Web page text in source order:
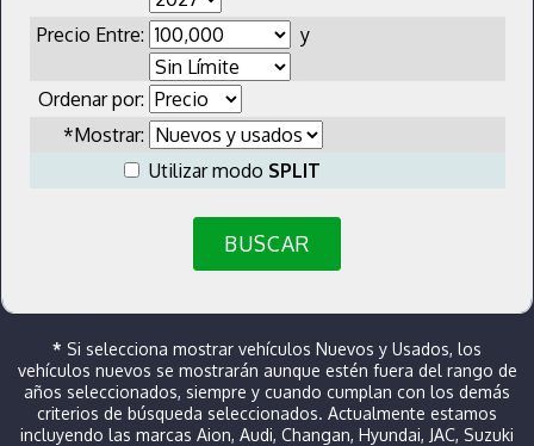
Precio Entre: y
Ordenar por:
*Mostrar:
Utilizar modo SPLIT
BUSCAR
* Si selecciona mostrar vehículos Nuevos y Usados, los
vehículos nuevos se mostrarán aunque estén fuera del rango de
años seleccionados, siempre y cuando cumplan con los demás
criterios de búsqueda seleccionados. Actualmente estamos
incluyendo las marcas Aion, Audi, Changan, Hyundai, JAC, Suzuki